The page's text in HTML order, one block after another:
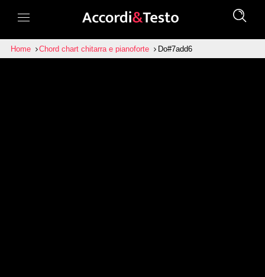
Home Chord chart chitarra e pianoforte Do#7add6